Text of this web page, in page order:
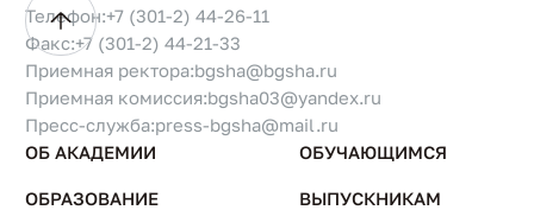
Телефон:+7 (301-2) 44-26-11
Факс:+7 (301-2) 44-21-33
Приемная ректора:bgsha@bgsha.ru
Приемная комиссия:bgsha03@yandex.ru
Пресс-служба:press-bgsha@mail.ru
ОБ АКАДЕМИИ
ОБРАЗОВАНИЕ
ОБУЧАЮЩИМСЯ
ВЫПУСКНИКАМ